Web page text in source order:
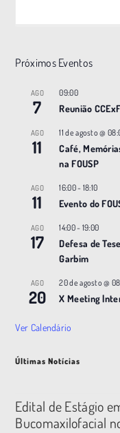
Próximos Eventos
AGO
7
09:00
Reunião
AGO
11
11 de agosto @
Café,
na FOUSP
AGO
11
16:00- 18:10
Evento do
AGO
17
14:00- 19:00
Defesa de
Garbim
AGO
20
20 de agosto @
X Meeting
Ver Calendário
Últimas Notícias
Edital de Estágio
Bucomaxilofacial